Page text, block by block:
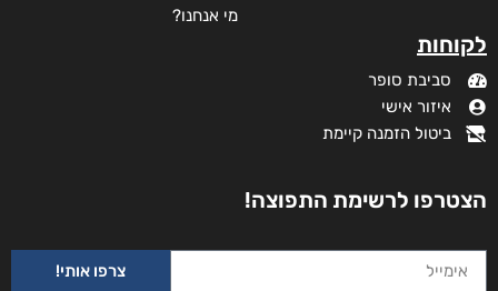
לקוחות
סביבת סופר
איזור אישי
ביטול הזמנה קיימת
מי אנחנו?
הצטרפו לרשימת התפוצה!
צרפו אותי!